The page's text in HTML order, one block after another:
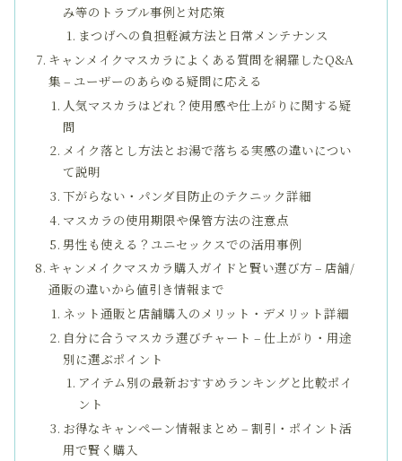
み等のトラブル事例と対応策
まつげへの負担軽減方法と日常メンテナンス
キャンメイクマスカラによくある質問を網羅したQ&A
集 – ユーザーのあらゆる疑問に応える
人気マスカラはどれ？使用感や仕上がりに関する疑
問
メイク落とし方法とお湯で落ちる実感の違いについ
て説明
下がらない・パンダ目防止のテクニック詳細
マスカラの使用期限や保管方法の注意点
男性も使える？ユニセックスでの活用事例
キャンメイクマスカラ購入ガイドと賢い選び方 – 店舗/
通販の違いから値引き情報まで
ネット通販と店舗購入のメリット・デメリット詳細
自分に合うマスカラ選びチャート – 仕上がり・用途
別に選ぶポイント
アイテム別の最新おすすめランキングと比較ポイ
ント
お得なキャンペーン情報まとめ – 割引・ポイント活
用で賢く購入